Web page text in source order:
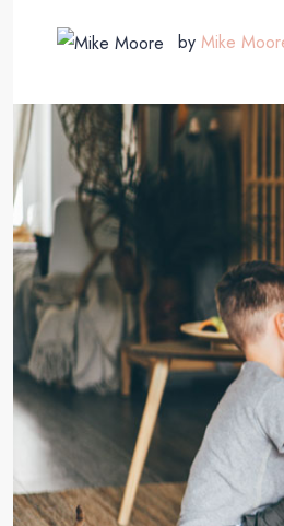
by Mike